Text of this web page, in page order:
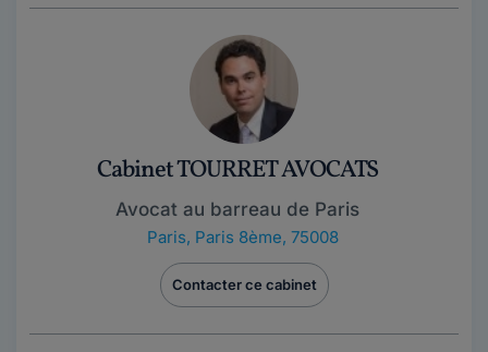
Cabinet TOURRET AVOCATS
Avocat au barreau de Paris
Paris, Paris 8ème, 75008
Contacter ce cabinet